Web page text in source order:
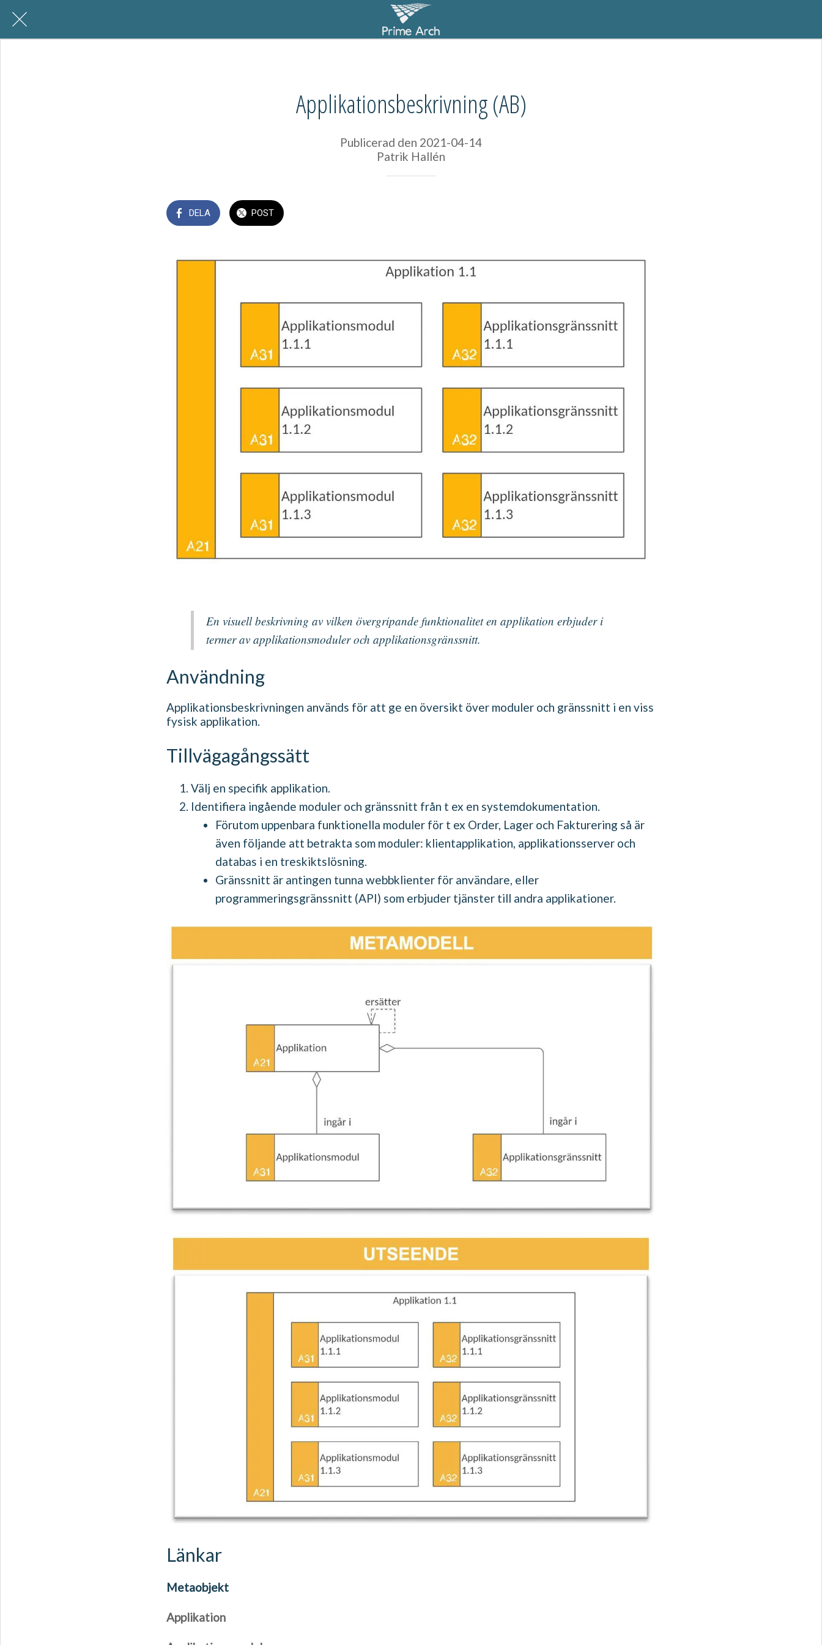
Applikationsbeskrivning (AB)
Publicerad den 2021-04-14
Patrik Hallén
DELA POST
En visuell beskrivning av vilken övergripande funktionalitet en applikation erbjuder i
termer av applikationsmoduler och applikationsgränssnitt.
Användning
Applikationsbeskrivningen används för att ge en översikt över moduler och gränssnitt i en viss
fysisk applikation.
Tillvägagångssätt
Välj en specifik applikation.
Identifiera ingående moduler och gränssnitt från t ex en systemdokumentation.
Förutom uppenbara funktionella moduler för t ex Order, Lager och Fakturering så är
även följande att betrakta som moduler: klientapplikation, applikationsserver och
databas i en treskiktslösning.
Gränssnitt är antingen tunna webbklienter för användare, eller
programmeringsgränssnitt (API) som erbjuder tjänster till andra applikationer.
Länkar
Metaobjekt
Applikation